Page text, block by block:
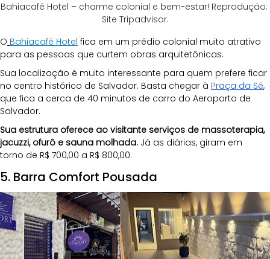
Bahiacafé Hotel – charme colonial e bem-estar! Reprodução:
Site Tripadvisor.
O Bahiacafé Hotel fica em um prédio colonial muito atrativo
para as pessoas que curtem obras arquitetônicas.
Sua localização é muito interessante para quem prefere ficar
no centro histórico de Salvador. Basta chegar à Praça da Sé,
que fica a cerca de 40 minutos de carro do Aeroporto de
Salvador.
Sua estrutura oferece ao visitante serviços de massoterapia,
jacuzzi, ofurô e sauna molhada. Já as diárias, giram em
torno de R$ 700,00 a R$ 800,00.
5. Barra Comfort Pousada